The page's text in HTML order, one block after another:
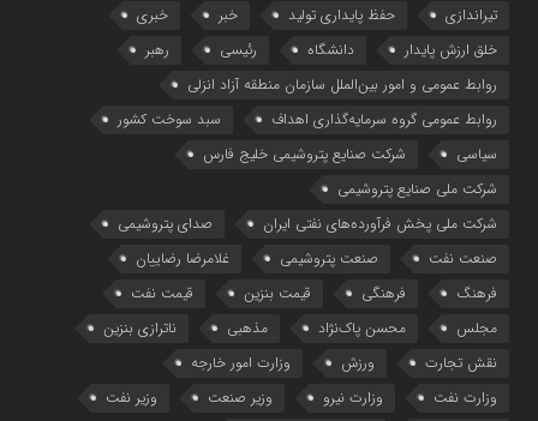
تیراندازی
حفظ پایداری تولید خبر
خبری
خلق ارزش پایدار
دانشگاه رئیسی
رهبر
روابط عمومی و امور بین‌الملل سازمان منطقه آزاد انزلی
روابط عمومی گروه سرمایه‌گذاری اهداف
سبد سوخت کشور
سیاسی
شرکت صنایع پتروشیمی خلیج فارس
شرکت ملی صنایع پتروشیمی
شرکت ملی پخش فرآورده‌های نفتی ایران
صدای پتروشیمی
صنعت نفت
صنعت پتروشیمی
غلامرضا رضاییان
فرهنگ
فرهنگی قیمت بنزین
قیمت نفت
مجلس
محسن پاک‌نژاد مذهبی
ناترازی بنزین
نقش تجارت
ورزش
وزارت امور خارجه
وزارت نفت
وزارت نیرو وزیر صنعت
وزیر نفت